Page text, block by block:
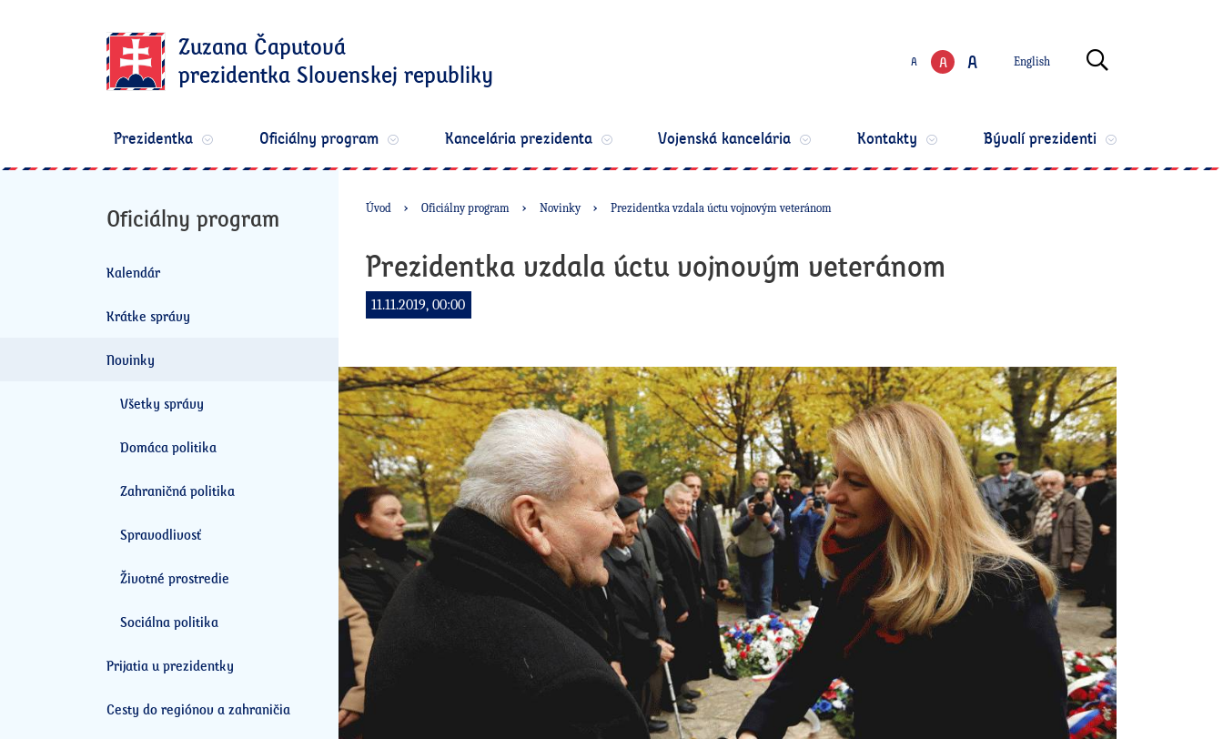
Zuzana Čaputová
prezidentka Slovenskej republiky
A A A Zmeniť jazyk
English
Prezidentka Oficiálny program Kancelária prezidenta Vojenská kancelária Kontakty Bývalí prezidenti
Oficiálny program
Kalendár
Krátke správy
Novinky
Všetky správy
Domáca politika
Zahraničná politika
Spravodlivosť
Životné prostredie
Sociálna politika
Prijatia u prezidentky
Cesty do regiónov a zahraničia
Úvod Oficiálny program Novinky Prezidentka vzdala úctu vojnovým veteránom
Prezidentka vzdala úctu vojnovým veteránom
11.11.2019, 00:00